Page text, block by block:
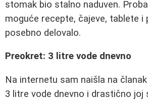
stomak bio stalno naduven.
moguće recepte, čajeve, tablete i
posebno delovalo.
Preokret: 3 litre vode dnevno
Na internetu sam naišla na
3 litre vode dnevno i drastično joj